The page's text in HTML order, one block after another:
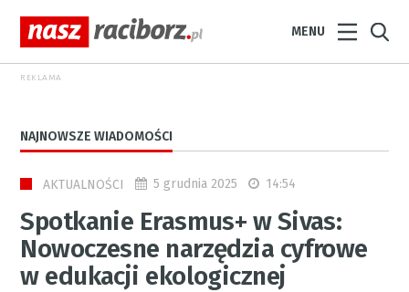
MENU
REKLAMA
NAJNOWSZE WIADOMOŚCI
AKTUALNOŚCI 5 grudnia 2025 14:54
Spotkanie Erasmus+ w Sivas:
Nowoczesne narzędzia cyfrowe
w edukacji ekologicznej